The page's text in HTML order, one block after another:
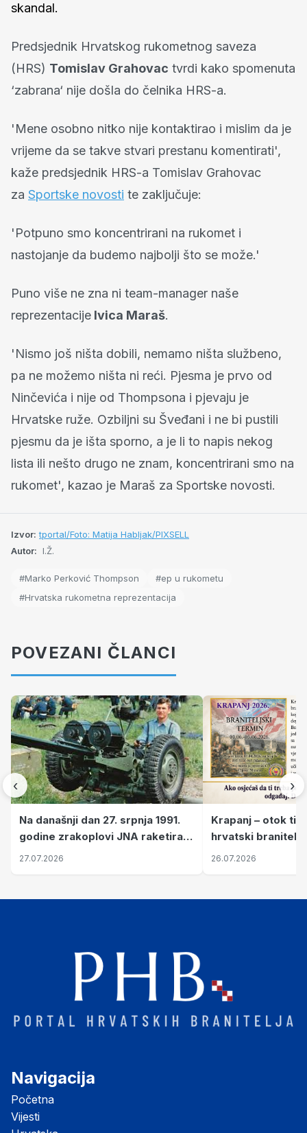
skandal.
Predsjednik Hrvatskog rukometnog saveza
(HRS) Tomislav Grahovac tvrdi kako spomenuta
‘zabrana‘ nije došla do čelnika HRS-a.
'Mene osobno nitko nije kontaktirao i mislim da je
vrijeme da se takve stvari prestanu komentirati',
kaže predsjednik HRS-a Tomislav Grahovac
za Sportske novosti te zaključuje:
'Potpuno smo koncentrirani na rukomet i
nastojanje da budemo najbolji što se može.'
Puno više ne zna ni team-manager naše
reprezentacije Ivica Maraš.
'Nismo još ništa dobili, nemamo ništa službeno,
pa ne možemo ništa ni reći. Pjesma je prvo od
Ninčevića i nije od Thompsona i pjevaju je
Hrvatske ruže. Ozbiljni su Šveđani i ne bi pustili
pjesmu da je išta sporno, a je li to napis nekog
lista ili nešto drugo ne znam, koncentrirani smo na
rukomet', kazao je Maraš za Sportske novosti.
Izvor: tportal/Foto: Matija Habljak/PIXSELL
Autor: I.Ž.
#Marko Perković Thompson
#ep u rukometu
#Hrvatska rukometna reprezentacija
POVEZANI ČLANCI
‹
Na današnji dan 27. srpnja 1991.
godine zrakoplovi JNA raketirali
su vojarnu i obučni centar "Nikola
27.07.2026
Krapanj – otok
hrvatski branitelji
pronalaze mir
26.07.2026
›
Navigacija
Početna
Vijesti